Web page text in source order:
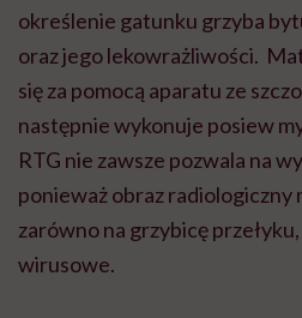
określenie gatunku grzyba
oraz jego lekowrażliwości.
się za pomocą aparatu ze
następnie wykonuje posiew
RTG nie zawsze pozwala na
ponieważ obraz radiologiczny
zarówno na grzybicę
wirusowe.